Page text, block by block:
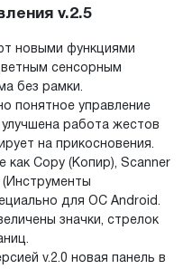
v.2.5
новыми функциями
сенсорным
без рамки.
понятное управление
работа жестов
на прикосновения.
как Copy (Копир), Scanner
(Инструменты
для ОС Android.
значки, стрелок
v.2.0 новая панель в